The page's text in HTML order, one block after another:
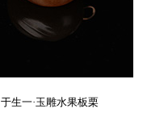
于生一·玉雕水果板栗